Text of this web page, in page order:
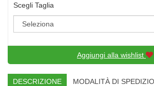
Scegli Taglia
Aggiungi alla wishlist
DESCRIZIONE
MODALITÀ DI